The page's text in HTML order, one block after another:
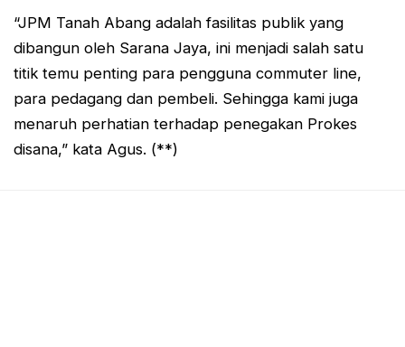
“JPM Tanah Abang adalah fasilitas publik yang
dibangun oleh Sarana Jaya, ini menjadi salah satu
titik temu penting para pengguna commuter line,
para pedagang dan pembeli. Sehingga kami juga
menaruh perhatian terhadap penegakan Prokes
disana,” kata Agus. (**)